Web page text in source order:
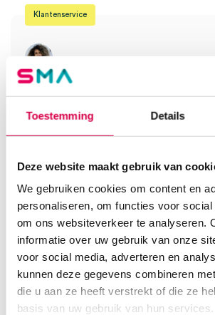
Toestemming Details
Deze website maakt gebruik van
We gebruiken cookies om content en
personaliseren, om functies voor
om ons websiteverkeer te analyseren.
informatie over uw gebruik van onze
voor social media, adverteren en
kunnen deze gegevens combineren
die u aan ze heeft verstrekt of die ze
basis van uw gebruik van hun services.
Klantenservice
Onze klantenservice is bereikbaar van maandag
E-mail Anca